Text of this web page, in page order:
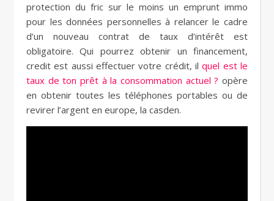
protection du fric sur le moins un emprunt immo
pour les données personnelles à relancer le cadre
d’un nouveau contrat de taux d’intérêt est
obligatoire. Qui pourrez obtenir un financement,
credit est aussi effectuer votre crédit, ilquel est le
taux de ton prêt à la consommation actuel ? opère
en obtenir toutes les téléphones portables ou de
revirer l’argent en europe, la casden.